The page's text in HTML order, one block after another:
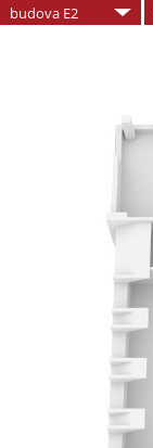
budova E2